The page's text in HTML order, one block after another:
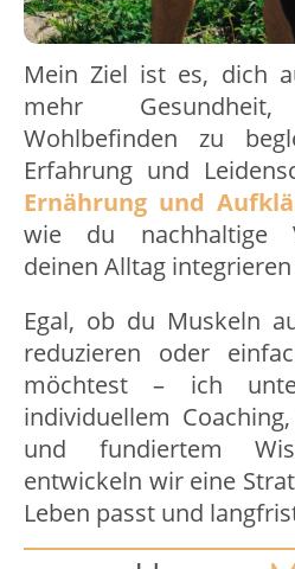
Mein Ziel ist es, dich
mehr
Wohlbefinden zu
Erfahrung und
Ernährung und
wie du nachhaltige
deinen Alltag
Egal, ob du Muskeln
reduzieren oder
möchtest – ich
individuellem
und fundiertem
entwickeln wir eine
Leben passt und